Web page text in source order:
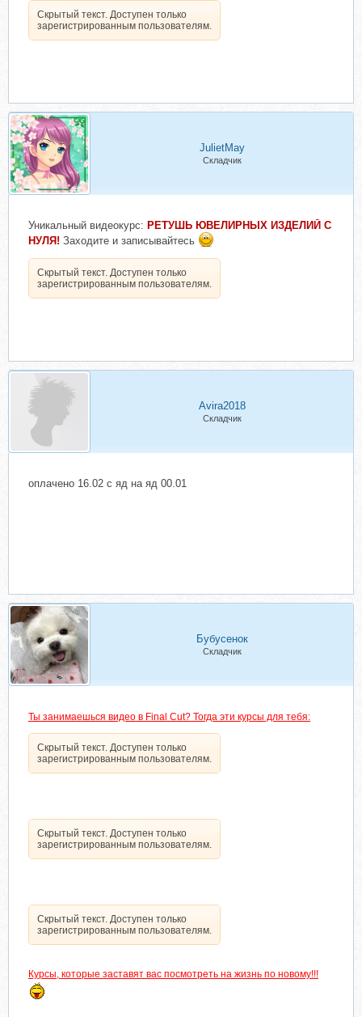
Скрытый текст. Доступен только
зарегистрированным пользователям.
JulietMay
Складчик
Уникальный видеокурс: РЕТУШЬ ЮВЕЛИРНЫХ ИЗДЕЛИЙ С
НУЛЯ! Заходите и записывайтесь
Скрытый текст. Доступен только
зарегистрированным пользователям.
Avira2018
Складчик
оплачено 16.02 с яд на яд 00.01
Бубусенок
Складчик
Ты занимаешься видео в Final Cut? Тогда эти курсы для тебя:
Скрытый текст. Доступен только
зарегистрированным пользователям.
Скрытый текст. Доступен только
зарегистрированным пользователям.
Скрытый текст. Доступен только
зарегистрированным пользователям.
Курсы, которые заставят вас посмотреть на жизнь по новому!!!